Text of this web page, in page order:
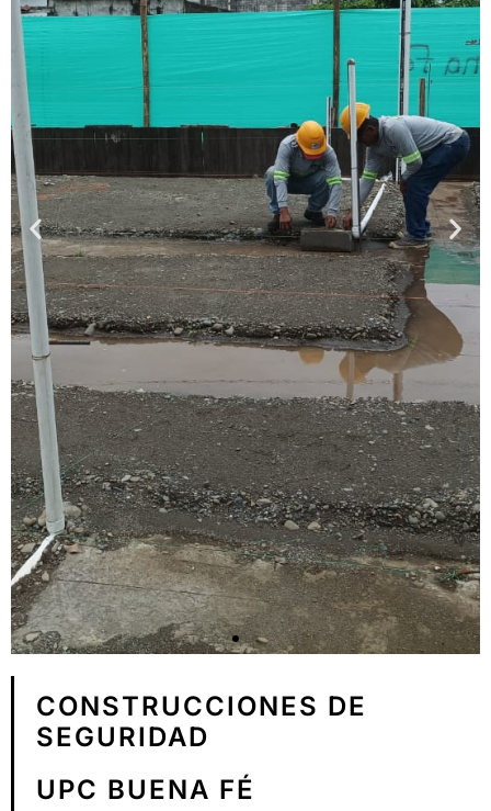
CONSTRUCCIONES DE
SEGURIDAD
UPC BUENA FÉ